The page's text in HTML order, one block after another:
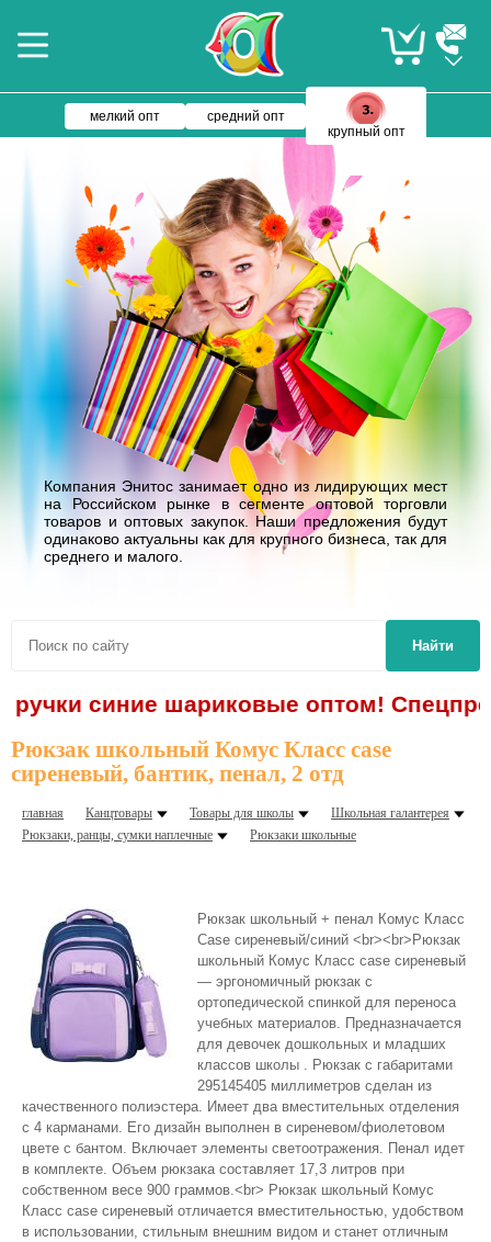
мелкий опт
средний опт
крупный опт
Компания Энитос занимает одно из лидирующих мест
на Российском рынке в сегменте оптовой торговли
товаров и оптовых закупок. Наши предложения будут
одинаково актуальны как для крупного бизнеса, так для
среднего и малого.
Найти
синие шариковые оптом!
Рюкзак школьный Комус Класс case
сиреневый, бантик, пенал, 2 отд
главная Канцтовары Товары для школы
Школьная галантерея
Рюкзаки, ранцы, сумки наплечные
Рюкзаки школьные
Рюкзак школьный + пенал Комус Класс
Case сиреневый/синий <br><br>Рюкзак
школьный Комус Класс case сиреневый
— эргономичный рюкзак с
ортопедической спинкой для переноса
учебных материалов. Предназначается
для девочек дошкольных и младших
классов школы . Рюкзак с габаритами
295145405 миллиметров сделан из
качественного полиэстера. Имеет два вместительных отделения
с 4 карманами. Его дизайн выполнен в сиреневом/фиолетовом
цвете с бантом. Включает элементы светоотражения. Пенал идет
в комплекте. Объем рюкзака составляет 17,3 литров при
собственном весе 900 граммов.<br> Рюкзак школьный Комус
Класс case сиреневый отличается вместительностью, удобством
в использовании, стильным внешним видом и станет отличным